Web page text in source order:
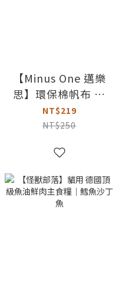
【Minus One 邁樂
思】環保棉帆布 貓
玩具｜大嘴鳥與雉
雞
NT$219
NT$250